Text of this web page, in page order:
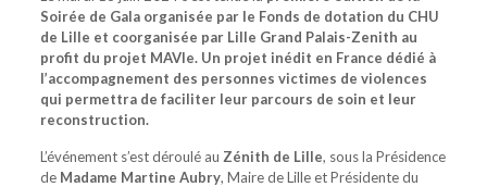
Soirée de Gala organisée par le Fonds de dotation du CHU
de Lille et coorganisée par Lille Grand Palais-Zenith au
profit du projet MAVIe. Un projet inédit en France dédié à
l’accompagnement des personnes victimes de violences
qui permettra de faciliter leur parcours de soin et leur
reconstruction.
L’événement s’est déroulé au Zénith de Lille, sous la Présidence
de Madame Martine Aubry, Maire de Lille et Présidente du